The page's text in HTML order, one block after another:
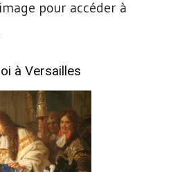
pour accéder à
à Versailles